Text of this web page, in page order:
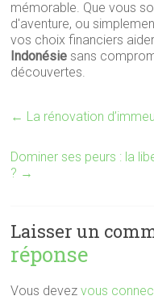
mémorable. Que vous
d'aventure, ou
vos choix financiers
Indonésie sans
découvertes.
← La rénovation
Dominer ses peurs : la
? →
Laisser un
réponse
Vous devezvous